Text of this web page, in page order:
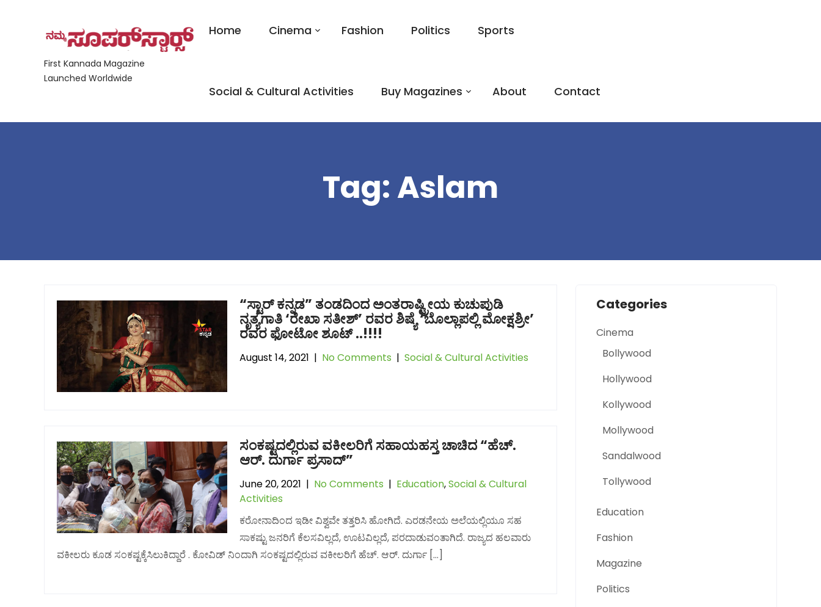
First Kannada Magazine
Launched Worldwide
Home Cinema Fashion Politics Sports
Social & Cultural Activities Buy Magazines About Contact
Tag: Aslam
“ಸ್ಟಾರ್ ಕನ್ನಡ” ತಂಡದಿಂದ ಅಂತರಾಷ್ಟ್ರೀಯ ಕುಚುಪುಡಿ
ನೃತ್ಯಗಾತಿ ‘ರೇಖಾ ಸತೀಶ್’ ರವರ ಶಿಷ್ಯೆ ‘ಬೊಲ್ಲಾಪಲ್ಲಿ ಮೋಕ್ಷಶ್ರೀ’
ರವರ ಫೋಟೋ ಶೂಟ್ ..!!!!
August 14, 2021 | No Comments |Social & Cultural Activities
ಸಂಕಷ್ಟದಲ್ಲಿರುವ ವಕೀಲರಿಗೆ ಸಹಾಯಹಸ್ತ ಚಾಚಿದ “ಹೆಚ್.
ಆರ್. ದುರ್ಗಾ ಪ್ರಸಾದ್”
June 20, 2021 | No Comments | Education,Social & Cultural
Activities
ಕರೋನಾದಿಂದ ಇಡೀ ವಿಶ್ವವೇ ತತ್ತರಿಸಿ ಹೋಗಿದೆ. ಎರಡನೇಯ ಅಲೆಯಲ್ಲಿಯೂ ಸಹ
ಸಾಕಷ್ಟು ಜನರಿಗೆ ಕೆಲಸವಿಲ್ಲದೆ, ಊಟವಿಲ್ಲದೆ, ಪರದಾಡುವಂತಾಗಿದೆ. ರಾಜ್ಯದ ಹಲವಾರು
ವಕೀಲರು ಕೂಡ ಸಂಕಷ್ಟಕ್ಕೆಸಿಲುಕಿದ್ದಾರೆ . ಕೋವಿಡ್ ನಿಂದಾಗಿ ಸಂಕಷ್ಟದಲ್ಲಿರುವ ವಕೀಲರಿಗೆ ಹೆಚ್. ಆರ್. ದುರ್ಗಾ […]
Categories
Cinema
Bollywood
Hollywood
Kollywood
Mollywood
Sandalwood
Tollywood
Education
Fashion
Magazine
Politics